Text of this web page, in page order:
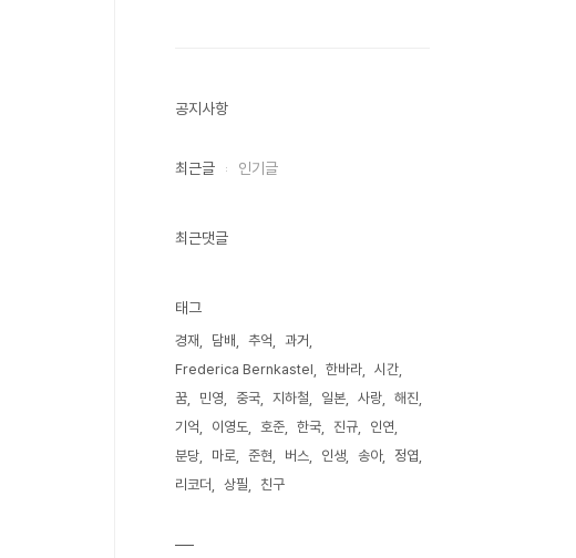
공지사항
최근글 인기글
최근댓글
태그
경재 담배 추억
과거
Frederica Bernkastel
한바라
시간
꿈
민영 중국 지하철 일본 사랑
해진
기억
이영도 호준 한국 진규
인연
분당
마로 준현 버스 인생 송아
정엽
리코더
상필 친구